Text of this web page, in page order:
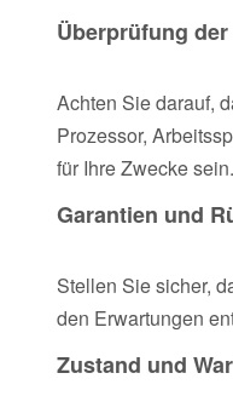
Überprüfung
Achten Sie darauf,
Prozessor,
für Ihre Zwecke sein.
Garantien und
Stellen Sie sicher,
den Erwartungen
Zustand und